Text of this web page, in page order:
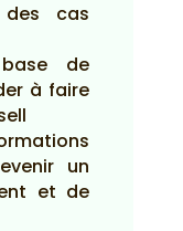
cas
de
à faire
un
et de